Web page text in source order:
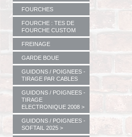
FOURCHES
FOURCHE : TES DE
FOURCHE CUSTOM
FREINAGE
GARDE BOUE
GUIDONS / POIGNEES -
TIRAGE PAR CABLES
GUIDONS / POIGNEES -
TIRAGE
ELECTRONIQUE 2008 >
GUIDONS / POIGNEES -
SOFTAIL 2025 >